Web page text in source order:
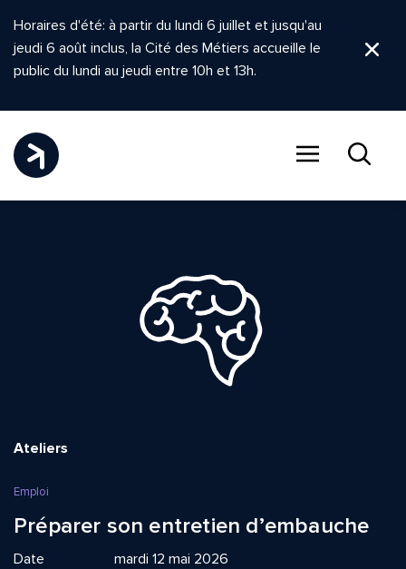
Horaires d'été: à partir du lundi 6 juillet et jusqu'au
jeudi 6 août inclus, la Cité des Métiers accueille le
public du lundi au jeudi entre 10h et 13h.
Ateliers
Emploi
Préparer son entretien d’embauche
Date
mardi 12 mai 2026